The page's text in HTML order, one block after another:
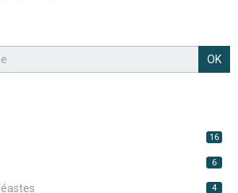
OK
16
6
4